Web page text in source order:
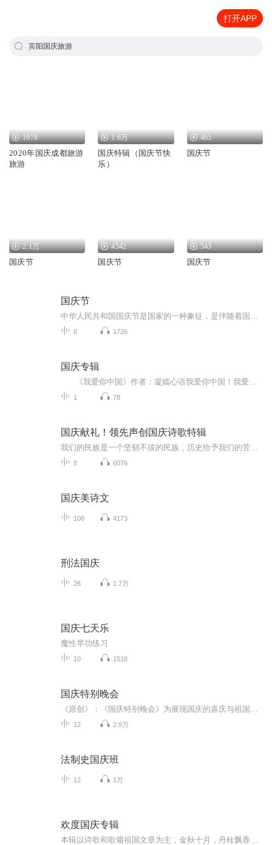
打开APP
宾阳国庆旅游
1978
2020年国庆成都旅游
旅游
1.6万
国庆特辑（国庆节快
乐）
465
国庆节
2.1万
国庆节
4542
国庆节
543
国庆节
国庆节
8 1726
国庆专辑
1 78
国庆献礼！领先声创国庆诗歌特辑
8 6076
国庆美诗文
108 4173
刑法国庆
26 1.7万
国庆七天乐
魔性早功练习
10 1518
国庆特别晚会
12 2.9万
法制史国庆班
12 1万
欢度国庆专辑